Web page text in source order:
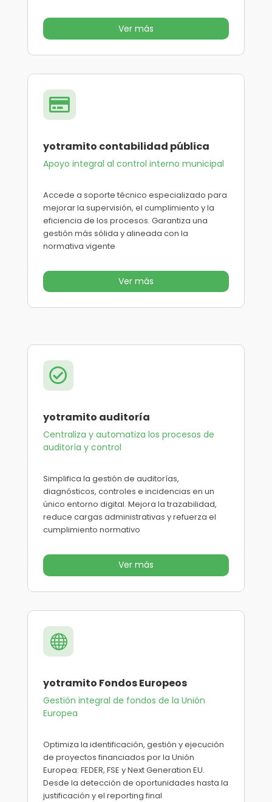
Ver más

yotramito contabilidad pública
Apoyo integral al control interno municipal
Accede a soporte técnico especializado para
mejorar la supervisión, el cumplimiento y la
eficiencia de los procesos. Garantiza una
gestión más sólida y alineada con la
normativa vigente
Ver más

yotramito auditoría
Centraliza y automatiza los procesos de
auditoría y control
Simplifica la gestión de auditorías,
diagnósticos, controles e incidencias en un
único entorno digital. Mejora la trazabilidad,
reduce cargas administrativas y refuerza el
cumplimiento normativo
Ver más

yotramito Fondos Europeos
Gestión integral de fondos de la Unión
Europea
Optimiza la identificación, gestión y ejecución
de proyectos financiados por la Unión
Europea: FEDER, FSE y Next Generation EU.
Desde la detección de oportunidades hasta la
justificación y el reporting final